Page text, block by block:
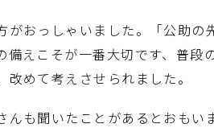
おっしゃいました。「公助
備えこそが一番大切です、普
めて考えさせられました。
も聞いたことがあるとおも